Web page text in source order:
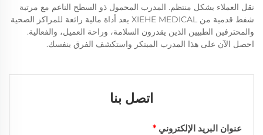
نقل العملاء بشكل منتظم. المدرب المحمول ذو السطح الناعم مع مرتبة
شفط قدمية من XIEHE MEDICAL يعد أداة مالية رائعة للمراكز الصحية
والمحترفين الطبيين الذين يقدرون السلامة، وراحة العميل، والفعالية.
احصل الآن على هذا المدرب المبتكر واستكشف الفرق بنفسك.
اتصل بنا
عنوان البريد الإلكتروني *